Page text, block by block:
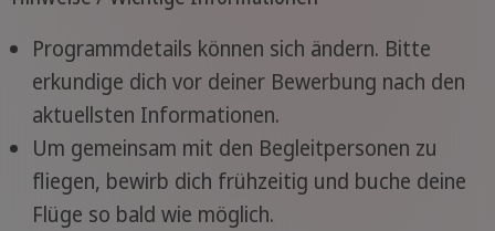
Programmdetails können sich ändern. Bitte
erkundige dich vor deiner Bewerbung nach den
aktuellsten Informationen.
Um gemeinsam mit den Begleitpersonen zu
fliegen, bewirb dich frühzeitig und buche deine
Flüge so bald wie möglich.